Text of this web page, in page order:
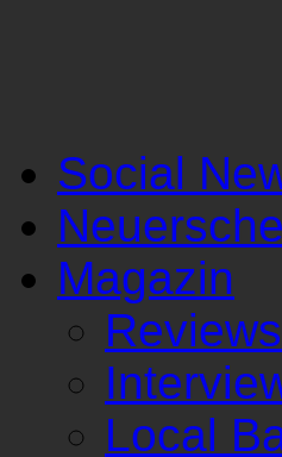
Social
Magazin
Reviews
Local